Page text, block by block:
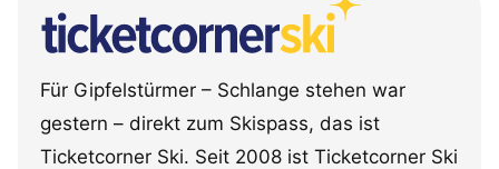
Für Gipfelstürmer – Schlange stehen war
gestern – direkt zum Skispass, das ist
Ticketcorner Ski. Seit 2008 ist Ticketcorner Ski